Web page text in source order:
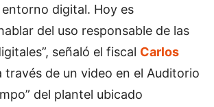
digital. Hoy es
del uso responsable de las
señaló el fiscal Carlos
través de un video en el Auditorio
del plantel ubicado